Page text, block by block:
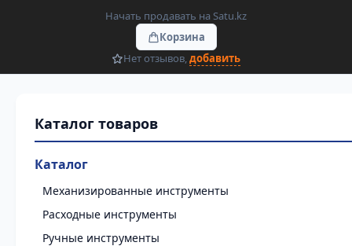
Начать продавать на Satu.kz
Корзина
Нет отзывов,добавить
Каталог
Механизированные инструменты
Расходные инструменты
Ручные инструменты